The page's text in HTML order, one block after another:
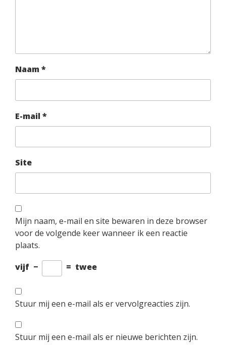
Naam *
E-mail *
Site
Mijn naam, e-mail en site bewaren in deze browser
voor de volgende keer wanneer ik een reactie
plaats.
vijf − = twee
Stuur mij een e-mail als er vervolgreacties zijn.
Stuur mij een e-mail als er nieuwe berichten zijn.